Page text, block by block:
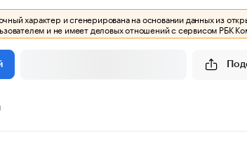
характер и сгенерирована на основании данных из
и не имеет деловых отношений с сервисом РБК